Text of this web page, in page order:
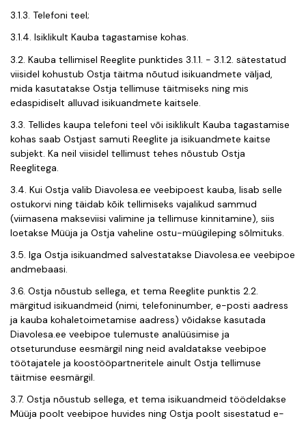
3.1.3. Telefoni teel;
3.1.4. Isiklikult Kauba tagastamise kohas.
3.2. Kauba tellimisel Reeglite punktides 3.1.1. - 3.1.2. sätestatud
viisidel kohustub Ostja täitma nõutud isikuandmete väljad,
mida kasutatakse Ostja tellimuse täitmiseks ning mis
edaspidiselt alluvad isikuandmete kaitsele.
3.3. Tellides kaupa telefoni teel või isiklikult Kauba tagastamise
kohas saab Ostjast samuti Reeglite ja isikuandmete kaitse
subjekt. Ka neil viisidel tellimust tehes nõustub Ostja
Reeglitega.
3.4. Kui Ostja valib Diavolesa.ee veebipoest kauba, lisab selle
ostukorvi ning täidab kõik tellimiseks vajalikud sammud
(viimasena makseviisi valimine ja tellimuse kinnitamine), siis
loetakse Müüja ja Ostja vaheline ostu-müügileping sõlmituks.
3.5. Iga Ostja isikuandmed salvestatakse Diavolesa.ee veebipoe
andmebaasi.
3.6. Ostja nõustub sellega, et tema Reeglite punktis 2.2.
märgitud isikuandmeid (nimi, telefoninumber, e-posti aadress
ja kauba kohaletoimetamise aadress) võidakse kasutada
Diavolesa.ee veebipoe tulemuste analüüsimise ja
otseturunduse eesmärgil ning neid avaldatakse veebipoe
töötajatele ja koostööpartneritele ainult Ostja tellimuse
täitmise eesmärgil.
3.7. Ostja nõustub sellega, et tema isikuandmeid töödeldakse
Müüja poolt veebipoe huvides ning Ostja poolt sisestatud e-